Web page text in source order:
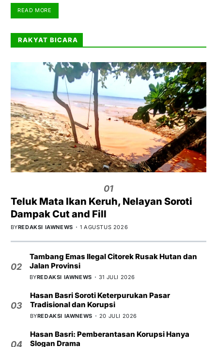
READ MORE
RAKYAT BICARA
01
Teluk Mata Ikan Keruh, Nelayan Soroti
Dampak Cut and Fill
BYREDAKSI IAWNEWS 1 AGUSTUS 2026
02
Tambang Emas Ilegal Citorek Rusak Hutan dan
Jalan Provinsi
BYREDAKSI IAWNEWS 31 JULI 2026
03
Hasan Basri Soroti Keterpurukan Pasar
Tradisional dan Korupsi
BYREDAKSI IAWNEWS 20 JULI 2026
04
Hasan Basri: Pemberantasan Korupsi Hanya
Slogan Drama